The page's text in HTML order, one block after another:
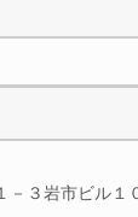
－３岩市ビル